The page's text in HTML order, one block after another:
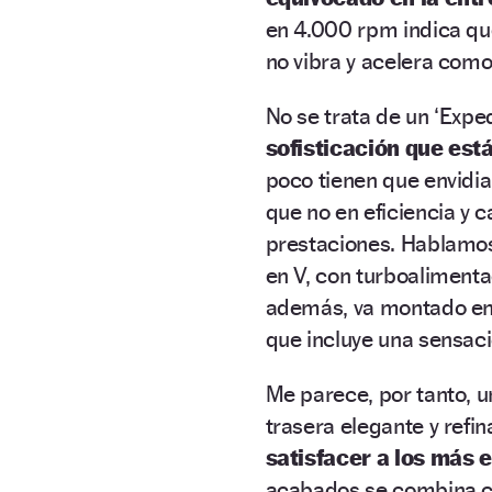
en 4.000 rpm indica
no vibra y acelera
No se trata de un
sofisticación que
poco tienen que
que no en eficiencia y
prestaciones.
en V, con
además, va montado
que incluye una
Me parece, por tanto,
trasera elegante y
satisfacer a los más